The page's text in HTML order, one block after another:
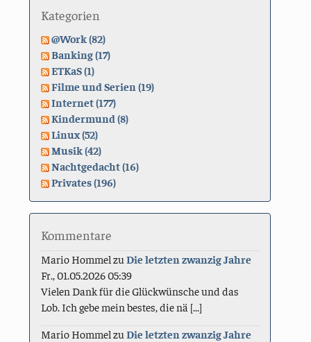
Kategorien
@Work (82)
Banking (17)
ETKaS (1)
Filme und Serien (19)
Internet (177)
Kindermund (8)
Linux (52)
Musik (42)
Nachtgedacht (16)
Privates (196)
Kommentare
Mario Hommel zuDie letzten zwanzig Jahre
Fr., 01.05.2026 05:39
Vielen Dank für die Glückwünsche und das
Lob. Ich gebe mein bestes, die nä [...]
Mario Hommel zuDie letzten zwanzig Jahre